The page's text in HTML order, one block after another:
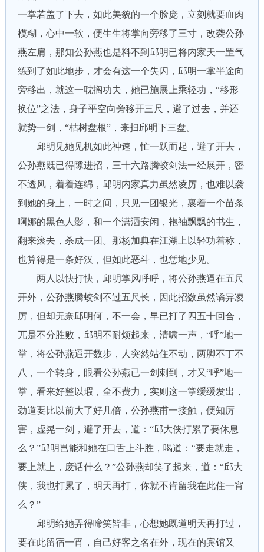
一掌若盖了下去，如此美貌的一个脸庞，立刻就要血肉
模糊，心中一软，便生生将掌向旁移了三寸，改袭公孙
燕左肩，那知公孙燕也是料不到邱明已将内家天一罡气
练到了如此地步，才会有这一个失闪，邱明一掌半途向
旁移出，就这一耽搁功夫，她已施展上乘轻功，“移形
换位”之法，身子平空向旁移开三尺，避了过去，并还
就势一剑，“枯树盘根”，来扫邱明下三盘。
邱明见她见机如此神速，忙一跃而起，避了开去，
公孙燕既已得隙进招，三十六路腾蛟剑法一经展开，密
不透风，着着连绵，邱明内家真力虽然凌厉，也难以袭
到她的身上，一时之间，只见一团银光，裹着一个苗条
啊娜的黑色人影，和一个潇洒安闲，袍袖飘飘的书生，
翻来滚去，杀成一团。那杨加典在江湖上以轻功着称，
也算得是一条好汉，但如此恶斗，也恁地少见。
两人以快打快，邱明掌风呼呼，将公孙燕逼在五尺
开外，公孙燕腾蛟剑不过五尺长，因此招数虽然谲异凌
厉，但却无奈邱明何，不一会，早已打了四五十回合，
兀是不分胜败，邱明不耐烦起来，清啸一声，“呼”地一
掌，将公孙燕逼开数步，人突然站住不动，两脚不丁不
八，一个转身，眼看公孙燕已一剑刺到，才又“呼”地一
掌，看来好整以瑕，全不费力，实则这一掌缓缓发出，
劲道要比以前大了好几倍，公孙燕甫一接触，便知厉
害，虚晃一剑，避了开去，道：“邱大侠打累了要休息
么？”邱明岂能和她在口舌上斗胜，喝道：“要走就走，
要上就上，废话什么？”公孙燕却笑了起来，道：“邱大
侠，我也打累了，明天再打，你就不肯留我在此住一宵
么？”
邱明给她弄得啼笑皆非，心想她既道明天再打过，
要在此留宿一宵，自己好客之名在外，现在的宾馆又